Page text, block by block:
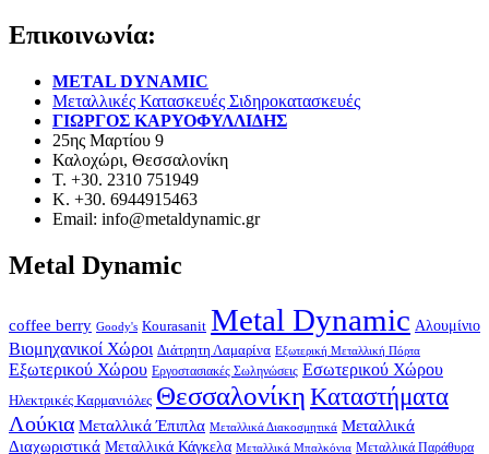
Επικοινωνία:
METAL DYNAMIC
Μεταλλικές Κατασκευές Σιδηροκατασκευές
ΓΙΩΡΓΟΣ ΚΑΡΥΟΦΥΛΛΙΔΗΣ
25ης Μαρτίου 9
Καλοχώρι, Θεσσαλονίκη
Τ. +30. 2310 751949
Κ. +30. 6944915463
Email: info@metaldynamic.gr
Metal Dynamic
coffee berry Goody's Kourasanit Metal Dynamic Αλουμίνιο
Βιομηχανικοί Χώροι Διάτρητη Λαμαρίνα Εξωτερική Μεταλλική Πόρτα
Εξωτερικού Χώρου Εργοστασιακές Σωληνώσεις Εσωτερικού Χώρου
Ηλεκτρικές Καρμανιόλες Θεσσαλονίκη Καταστήματα
Λούκια Μεταλλικά Έπιπλα Μεταλλικά Διακοσμητικά Μεταλλικά
Διαχωριστικά Μεταλλικά Κάγκελα Μεταλλικά Μπαλκόνια Μεταλλικά Παράθυρα